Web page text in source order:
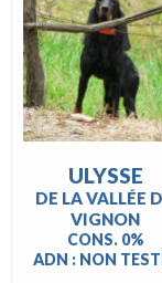
ULYSSE
DE LA VALLÉE
VIGNON
CONS. 0%
ADN : NON